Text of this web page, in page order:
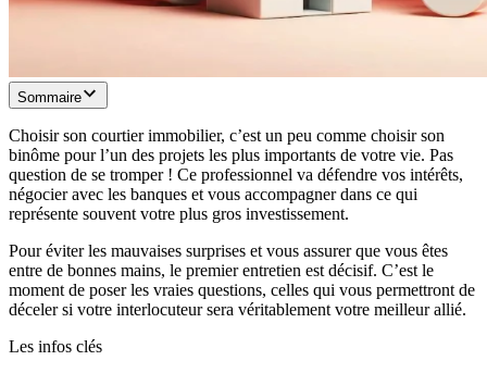
Sommaire
Choisir son courtier immobilier, c’est un peu comme choisir son
binôme pour l’un des projets les plus importants de votre vie. Pas
question de se tromper ! Ce professionnel va défendre vos intérêts,
négocier avec les banques et vous accompagner dans ce qui
représente souvent votre plus gros investissement.
Pour éviter les mauvaises surprises et vous assurer que vous êtes
entre de bonnes mains, le premier entretien est décisif. C’est le
moment de poser les vraies questions, celles qui vous permettront de
déceler si votre interlocuteur sera véritablement votre meilleur allié.
Les infos clés